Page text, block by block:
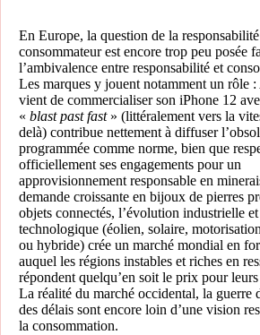
En Europe, la question de la
consommateur est encore trop peu posée
l’ambivalence entre responsabilité et
Les marques y jouent notamment un rôle
vient de commercialiser son iPhone 12
« blast past fast» (littéralement vers la
delà) contribue nettement à diffuser
programmée comme norme, bien que
officiellement ses engagements pour un
approvisionnement responsable en
demande croissante en bijoux de pierres
objets connectés, l’évolution industrielle et
technologique (éolien, solaire,
ou hybride) crée un marché mondial en
auquel les régions instables et riches en
répondent quelqu’en soit le prix pour
La réalité du marché occidental, la guerre
des délais sont encore loin d’une vision
la consommation.